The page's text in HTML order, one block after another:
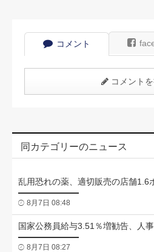
コメント
コメントを
同カテゴリーのニュース
乱用恐れの薬、適切販売の店舗1.6
8月7日 08:48
国家公務員給与3.51％増勧告、人
8月7日 08:27